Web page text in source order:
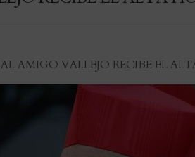
AMIGO VALLEJO RECIBE EL